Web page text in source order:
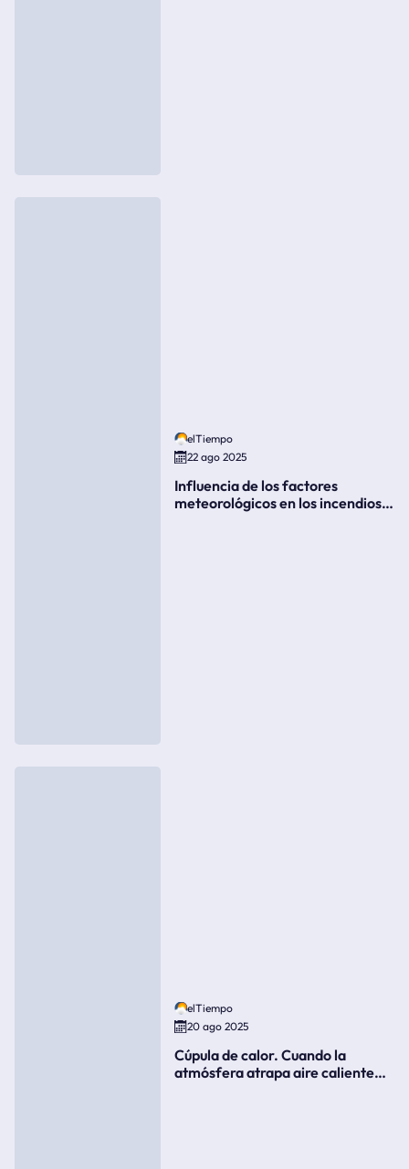
elTiempo
22 ago 2025
Influencia de los factores
meteorológicos en los incendios
elTiempo
20 ago 2025
Cúpula de calor. Cuando la
atmósfera atrapa aire caliente